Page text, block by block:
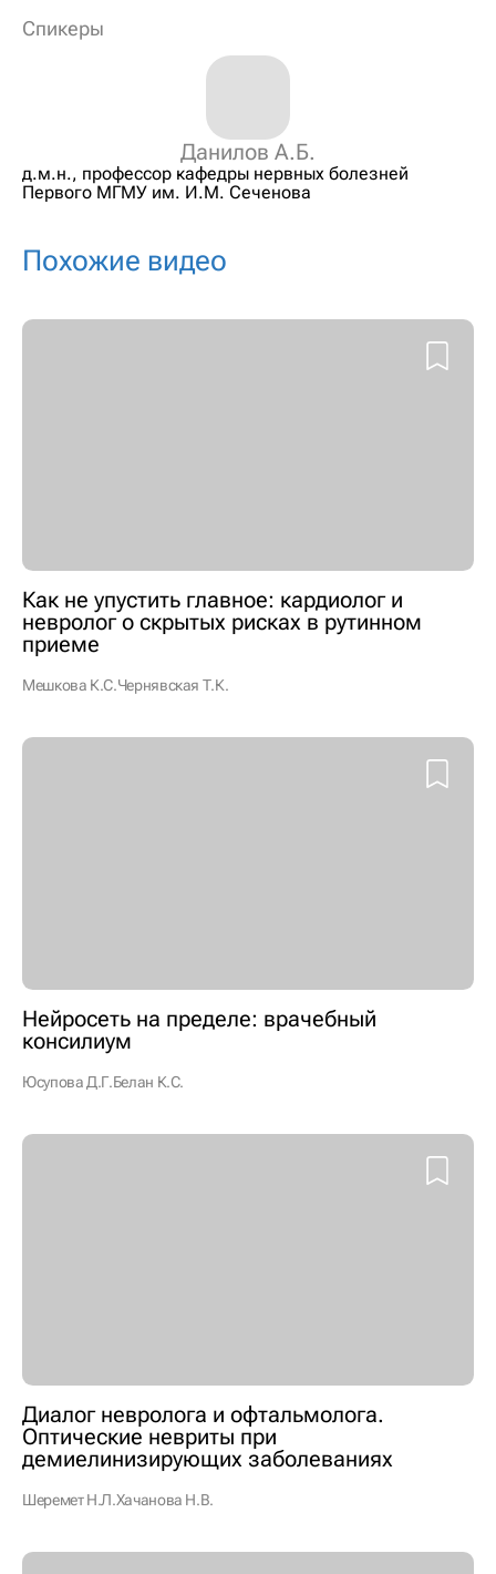
Спикеры
Данилов А.Б.
д.м.н., профессор кафедры нервных болезней
Первого МГМУ им. И.М. Сеченова
Похожие видео
Как не упустить главное: кардиолог и
невролог о скрытых рисках в рутинном
приеме
Мешкова К.С.Чернявская Т.К.
Нейросеть на пределе: врачебный
консилиум
Юсупова Д.Г.Белан К.С.
Диалог невролога и офтальмолога.
Оптические невриты при
демиелинизирующих заболеваниях
Шеремет Н.Л.Хачанова Н.В.